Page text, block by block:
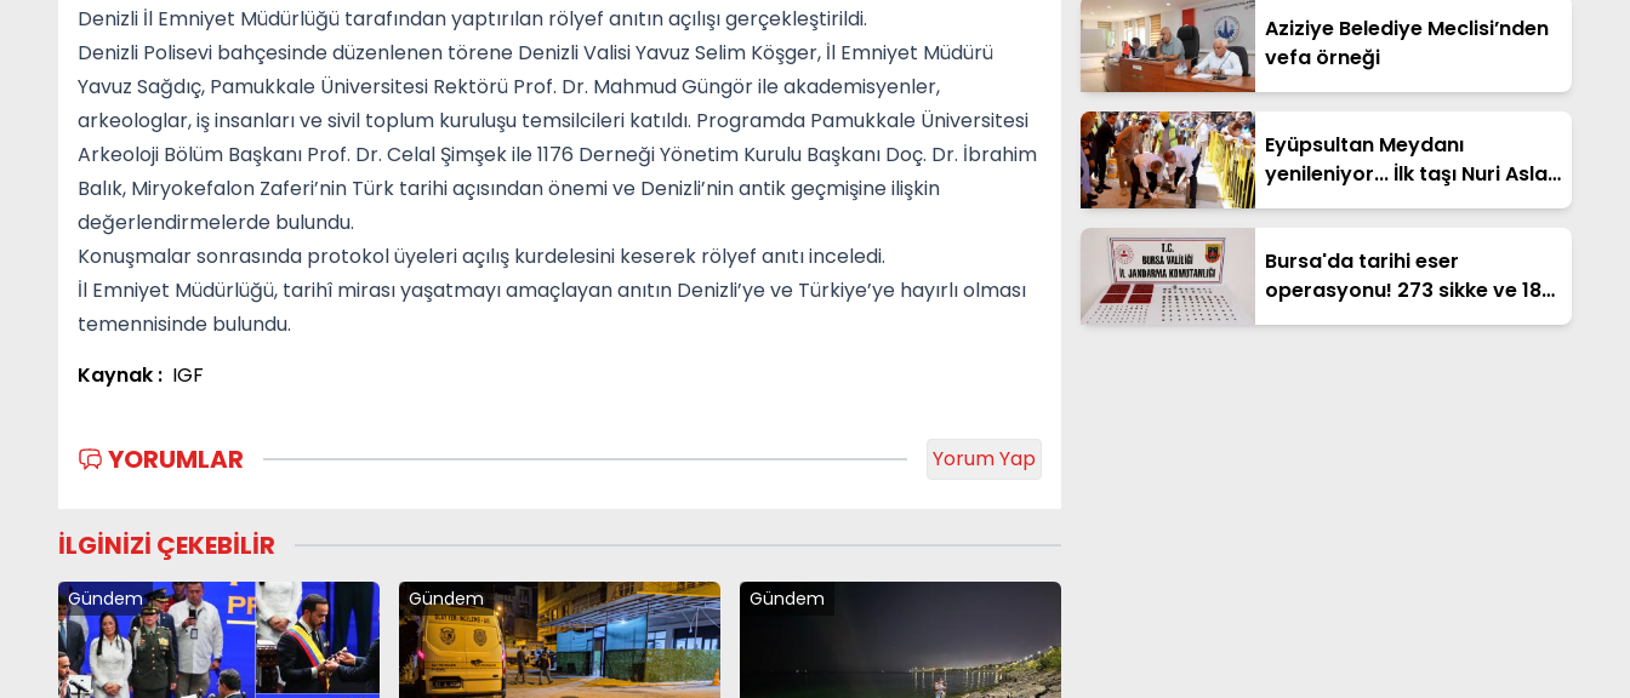
Denizli İl Emniyet Müdürlüğü tarafından yaptırılan rölyef anıtın açılışı gerçekleştirildi.
Denizli Polisevi bahçesinde düzenlenen törene Denizli Valisi Yavuz Selim Köşger, İl Emniyet Müdürü
Yavuz Sağdıç, Pamukkale Üniversitesi Rektörü Prof. Dr. Mahmud Güngör ile akademisyenler,
arkeologlar, iş insanları ve sivil toplum kuruluşu temsilcileri katıldı. Programda Pamukkale Üniversitesi
Arkeoloji Bölüm Başkanı Prof. Dr. Celal Şimşek ile 1176 Derneği Yönetim Kurulu Başkanı Doç. Dr. İbrahim
Balık, Miryokefalon Zaferi’nin Türk tarihi açısından önemi ve Denizli’nin antik geçmişine ilişkin
değerlendirmelerde bulundu.
Konuşmalar sonrasında protokol üyeleri açılış kurdelesini keserek rölyef anıtı inceledi.
İl Emniyet Müdürlüğü, tarihî mirası yaşatmayı amaçlayan anıtın Denizli’ye ve Türkiye’ye hayırlı olması
temennisinde bulundu.
Kaynak : IGF
YORUMLAR Yorum Yap
İLGİNİZİ ÇEKEBİLİR
Gündem Gündem Gündem
Aziziye Belediye Meclisi’nden
vefa örneği
Eyüpsultan Meydanı
yenileniyor... İlk taşı Nuri Aslan
koydu
Bursa'da tarihi eser
operasyonu! 273 sikke ve 18
obje ele geçirildi